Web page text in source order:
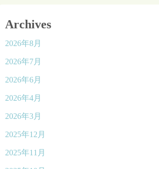
Archives
2026年8月
2026年7月
2026年6月
2026年4月
2026年3月
2025年12月
2025年11月